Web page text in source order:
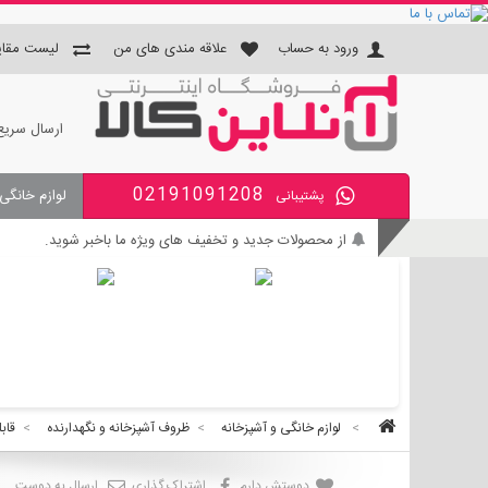
ورود به حساب علاقه مندی های من لیست
ارسال
پشتیبانی 02191091208 لوازم
از محصولات جدید و تخفیف های ویژه ما باخبر شوید.
بی واسطه و مطمئن خرید کنید.
> لوازم خانگی و آشپزخانه > ظروف آشپزخانه و نگهدارنده >